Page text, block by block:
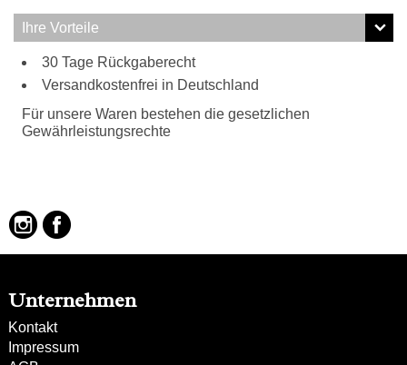
1 Steckfach
Außen:
natürlich genarbtes Rindsleder
Tragweise:
Henkel
Schultergurt
Ihre Vorteile
30 Tage Rückgaberecht
Versandkostenfrei in Deutschland
Für unsere Waren bestehen die gesetzlichen
Gewährleistungsrechte
Unternehmen
Kontakt
Impressum